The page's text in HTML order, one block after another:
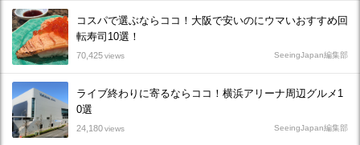
コスパで選ぶならココ！大阪で安いのにウマいおすすめ回
転寿司10選！
70,425views SeeingJapan編集部
ライブ終わりに寄るならココ！横浜アリーナ周辺グルメ1
0選
24,180views SeeingJapan編集部